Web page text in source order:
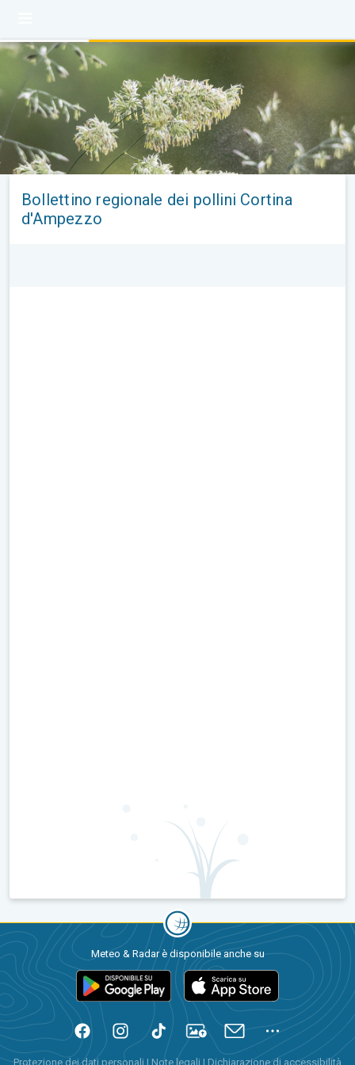
Bollettino regionale dei pollini Cortina
d'Ampezzo
Meteo & Radar è disponibile anche su
Protezione dei dati personali | Note legali | Dichiarazione di accessibilità